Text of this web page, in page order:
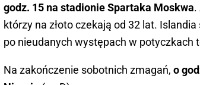
godz. 15 na stadionie Spartaka Moskwa.
którzy na złoto czekają od 32 lat.
po nieudanych występach w potyczkach
Na zakończenie sobotnich zmagań, o